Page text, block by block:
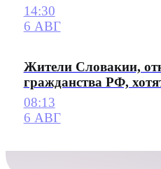
14:30
6 АВГ
Жители Словакии,
гражданства РФ,
08:13
6 АВГ